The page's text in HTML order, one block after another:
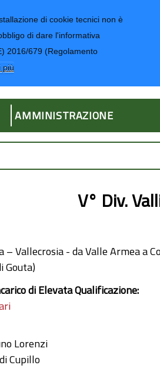
di cookie tecnici non è
di dare l'informativa
2016/679 (Regolamento
più
AMMINISTRAZIONE
V° Div.
– Vallecrosia - da Valle Armea a
Gouta)
di Elevata Qualificazione:
Lorenzi
Cupillo